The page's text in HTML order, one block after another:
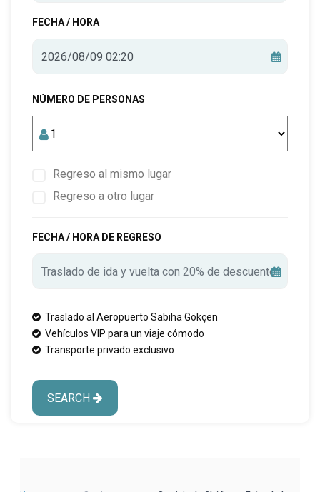
FECHA / HORA
NÚMERO DE PERSONAS
Regreso al mismo lugar
Regreso a otro lugar
FECHA / HORA DE REGRESO
Traslado al Aeropuerto Sabiha Gökçen
Vehículos VIP para un viaje cómodo
Transporte privado exclusivo
SEARCH